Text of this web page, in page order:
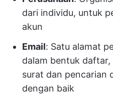
dari individu, untuk
akun
Email: Satu alamat
dalam bentuk
surat dan pencarian
dengan baik